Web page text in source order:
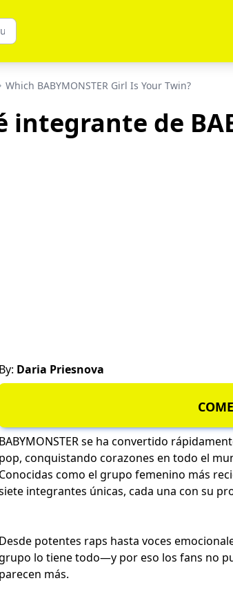
Which BABYMONSTER Girl Is Your Twin?
integrante de
By: Daria Priesnova
BABYMONSTER se ha convertido
pop, conquistando corazones en todo el
Conocidas como el grupo femenino más
integrantes únicas, cada una con su
Desde potentes raps hasta voces
lo tiene todo—y por eso los fans no
parecen más.